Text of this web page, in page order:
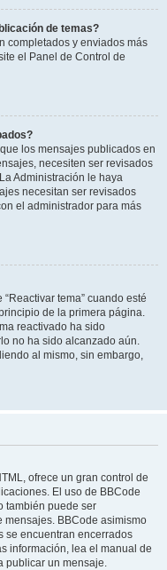
de temas?
completados y enviados más
el Panel de Control de
los mensajes publicados en
necesiten ser revisados
Administración le haya
necesitan ser revisados
el administrador para más
tema” cuando esté
de la primera página.
reactivado ha sido
no ha sido alcanzado aún.
al mismo, sin embargo,
ofrece un gran control de
El uso de BBCode
también puede ser
BBCode asimismo
se encuentran encerrados
información, lea el manual de
publicar un mensaje.